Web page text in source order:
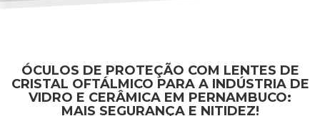
ÓCULOS DE PROTEÇÃO COM LENTES DE
CRISTAL OFTÁLMICO PARA A INDÚSTRIA DE
VIDRO E CERÂMICA EM PERNAMBUCO:
MAIS SEGURANÇA E NITIDEZ!